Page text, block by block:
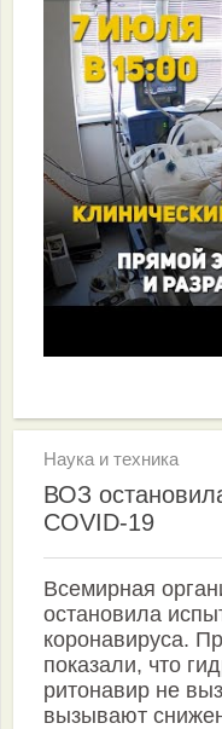
Наука и техника
ВОЗ
COVID-19
Всемирная
остановила
коронавируса.
показали, что
ритонавир не
вызывают